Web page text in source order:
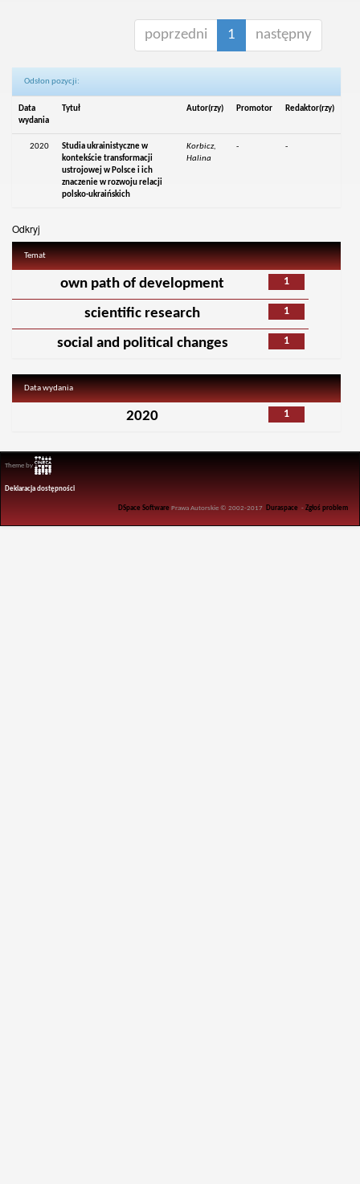
poprzedni 1 następny
Odsłon pozycji:
Data
wydania
Tytuł Autor(rzy) Promotor Redaktor(rzy)
2020
Studia ukrainistyczne w
kontekście transformacji
ustrojowej w Polsce i ich
znaczenie w rozwoju relacji
polsko-ukraińskich
Korbicz,
Halina
- -
Odkryj
Temat
1
own path of development
1
scientific research
1
social and political changes
Data wydania
1
2020
Theme by
Deklaracja dostępności
DSpace Software Prawa Autorskie © 2002-2017 Duraspace -Zgłoś problem